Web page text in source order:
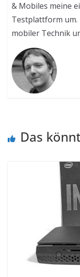
& Mobiles meine
Testplattform um.
mobiler Technik
Das